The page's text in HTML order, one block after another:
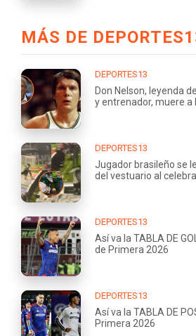
MÁS DE
DEPORTES13
Don Nelson, leyenda
y entrenador, muere a
DEPORTES13
Jugador brasileño se
del vestuario al
DEPORTES13
Así va la TABLA DE
de Primera 2026
DEPORTES13
Así va la TABLA DE
Primera 2026